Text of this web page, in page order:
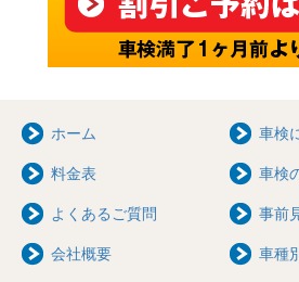
ホーム 車検
料金表 車検
よくあるご質問 事前
会社概要 車種